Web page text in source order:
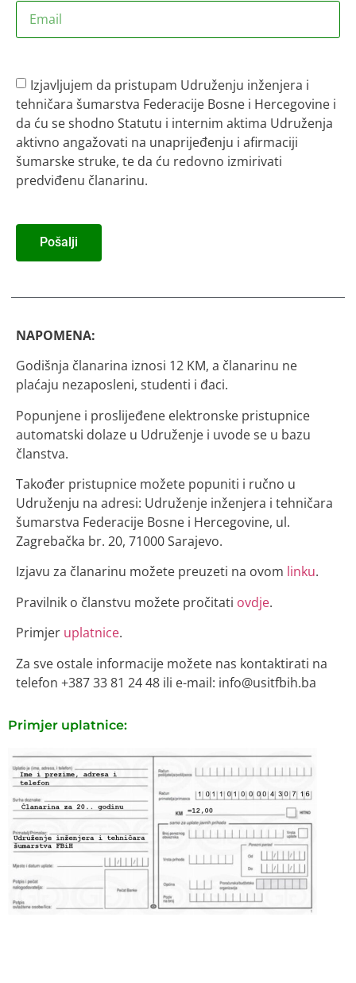
Izjavljujem da pristupam Udruženju inženjera i
tehničara šumarstva Federacije Bosne i Hercegovine i
da ću se shodno Statutu i internim aktima Udruženja
aktivno angažovati na unaprijeđenju i afirmaciji
šumarske struke, te da ću redovno izmirivati
predviđenu članarinu.
Pošalji
NAPOMENA:
Godišnja članarina iznosi 12 KM, a članarinu ne
plaćaju nezaposleni, studenti i đaci.
Popunjene i proslijeđene elektronske pristupnice
automatski dolaze u Udruženje i uvode se u bazu
članstva.
Također pristupnice možete popuniti i ručno u
Udruženju na adresi: Udruženje inženjera i tehničara
šumarstva Federacije Bosne i Hercegovine, ul.
Zagrebačka br. 20, 71000 Sarajevo.
Izjavu za članarinu možete preuzeti na ovom linku.
Pravilnik o članstvu možete pročitati ovdje.
Primjer uplatnice.
Za sve ostale informacije možete nas kontaktirati na
telefon +387 33 81 24 48 ili e-mail: info@usitfbih.ba
Primjer uplatnice: